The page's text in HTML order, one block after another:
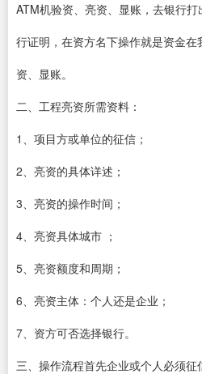
ATM机验资、亮资、显账，去银行
行证明，在资方名下操作就是资金
资、显账。
二、工程亮资所需资料：
1、项目方或单位的征信；
2、亮资的具体详述；
3、亮资的操作时间；
4、亮资具体城市 ；
5、亮资额度和周期；
6、亮资主体：个人还是企业；
7、资方可否选择银行。
三、操作流程首先企业或个人必须